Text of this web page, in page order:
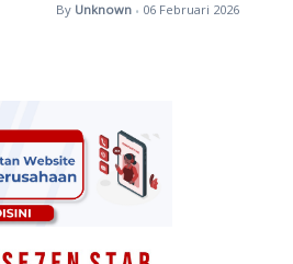
By Unknown • 06 Februari 2026